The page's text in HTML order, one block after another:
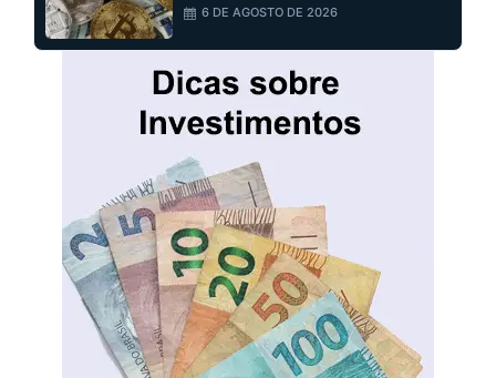
6 DE AGOSTO DE 2026